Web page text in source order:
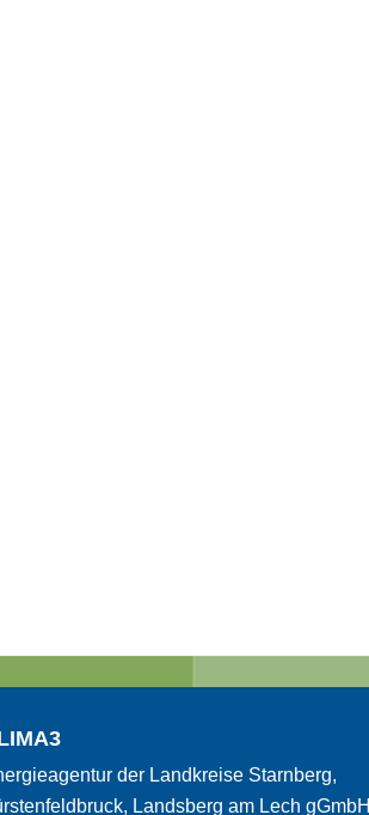
der Landkreise Starnberg,
Landsberg am Lech gGmbH